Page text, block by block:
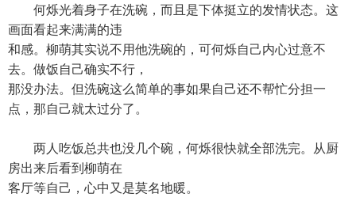
何烁光着身子在洗碗，而且是下体挺立的发情状态。这
画面看起来满满的违
和感。柳萌其实说不用他洗碗的，可何烁自己内心过意不
去。做饭自己确实不行，
那没办法。但洗碗这么简单的事如果自己还不帮忙分担一
点，那自己就太过分了。
两人吃饭总共也没几个碗，何烁很快就全部洗完。从厨
房出来后看到柳萌在
客厅等自己，心中又是莫名地暖。